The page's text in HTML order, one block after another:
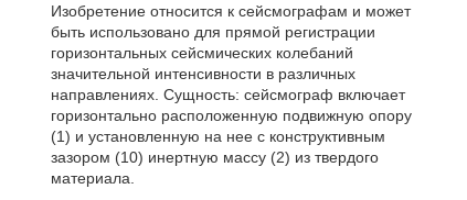
Изобретение относится к сейсмографам и может
быть использовано для прямой регистрации
горизонтальных сейсмических колебаний
значительной интенсивности в различных
направлениях. Сущность: сейсмограф включает
горизонтально расположенную подвижную опору
(1) и установленную на нее с конструктивным
зазором (10) инертную массу (2) из твердого
материала.